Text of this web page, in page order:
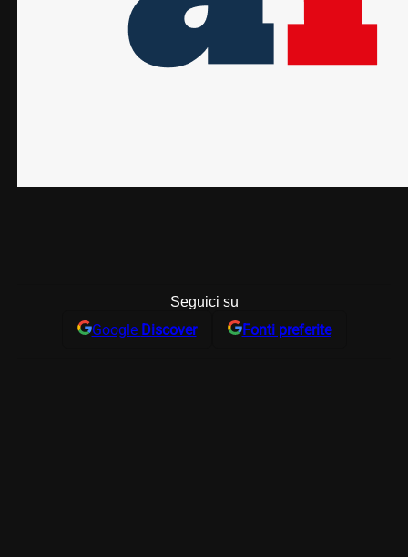
Seguici su
Google Discover Fonti preferite